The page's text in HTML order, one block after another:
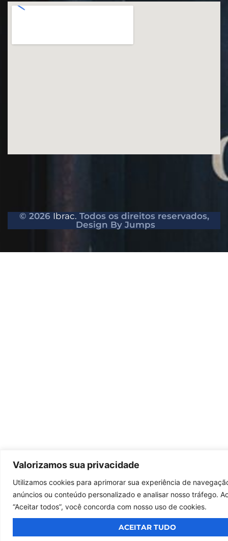
Valorizamos sua privacidade
Utilizamos cookies para aprimorar sua experiência de
anúncios ou conteúdo personalizado e analisar nosso tráfego.
“Aceitar todos”, você concorda com nosso uso de cookies.
ACEITAR TUDO
© 2026 Ibrac. Todos os direitos reservados,
Design By Jumps